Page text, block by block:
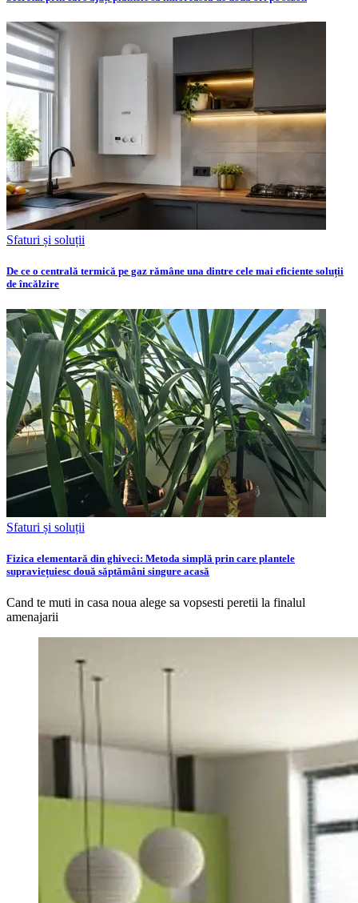
Sfaturi și soluții
De ce o centrală termică pe gaz rămâne una dintre cele mai eficiente soluții
de încălzire
Sfaturi și soluții
Fizica elementară din ghiveci: Metoda simplă prin care plantele
supraviețuiesc două săptămâni singure acasă
Cand te muti in casa noua alege sa vopsesti peretii la finalul
amenajarii